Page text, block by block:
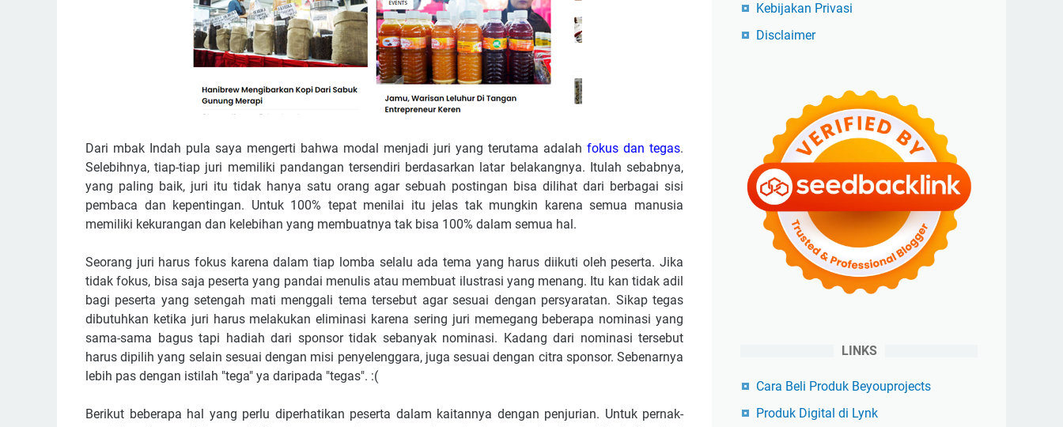
Dari mbak Indah pula saya mengerti bahwa modal menjadi juri yang terutama adalah fokus dan tegas.
Selebihnya, tiap-tiap juri memiliki pandangan tersendiri berdasarkan latar belakangnya. Itulah sebabnya,
yang paling baik, juri itu tidak hanya satu orang agar sebuah postingan bisa dilihat dari berbagai sisi
pembaca dan kepentingan. Untuk 100% tepat menilai itu jelas tak mungkin karena semua manusia
memiliki kekurangan dan kelebihan yang membuatnya tak bisa 100% dalam semua hal.
Seorang juri harus fokus karena dalam tiap lomba selalu ada tema yang harus diikuti oleh peserta. Jika
tidak fokus, bisa saja peserta yang pandai menulis atau membuat ilustrasi yang menang. Itu kan tidak adil
bagi peserta yang setengah mati menggali tema tersebut agar sesuai dengan persyaratan. Sikap tegas
dibutuhkan ketika juri harus melakukan eliminasi karena sering juri memegang beberapa nominasi yang
sama-sama bagus tapi hadiah dari sponsor tidak sebanyak nominasi. Kadang dari nominasi tersebut
harus dipilih yang selain sesuai dengan misi penyelenggara, juga sesuai dengan citra sponsor. Sebenarnya
lebih pas dengan istilah "tega" ya daripada "tegas". :(
Berikut beberapa hal yang perlu diperhatikan peserta dalam kaitannya dengan penjurian. Untuk pernak-
Kebijakan Privasi
Disclaimer
LINKS
Cara Beli Produk Beyouprojects
Produk Digital di Lynk